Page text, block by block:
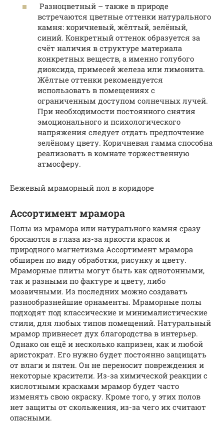
Разноцветный – также в природе
встречаются цветные оттенки натурального
камня: коричневый, жёлтый, зелёный,
синий. Конкретный оттенок образуется за
счёт наличия в структуре материала
конкретных веществ, а именно голубого
диоксида, примесей железа или лимонита.
Жёлтые оттенки рекомендуется
использовать в помещениях с
ограниченным доступом солнечных лучей.
При необходимости постоянного снятия
эмоционального и психологического
напряжения следует отдать предпочтение
зелёному цвету. Коричневая гамма способна
реализовать в комнате торжественную
атмосферу.
Бежевый мраморный пол в коридоре
Ассортимент мрамора
Полы из мрамора или натурального камня сразу
бросаются в глаза из-за яркости красок и
природного магнетизма Ассортимент мрамора
обширен по виду обработки, рисунку и цвету.
Мраморные плиты могут быть как однотонными,
так и разными по фактуре и цвету, либо
мозаичными. Из последних можно создавать
разнообразнейшие орнаменты. Мраморные полы
подходят под классические и минималистические
стили, для любых типов помещений. Натуральный
мрамор привнесет дух благородства в интерьер.
Однако он ещё и несколько капризен, как и любой
аристократ. Его нужно будет постоянно защищать
от влаги и пятен. Он не переносит повреждения и
некоторые красители. Из-за химической реакции с
кислотными красками мрамор будет часто
изменять свою окраску. Кроме того, у этих полов
нет защиты от скольжения, из-за чего их считают
опасными.